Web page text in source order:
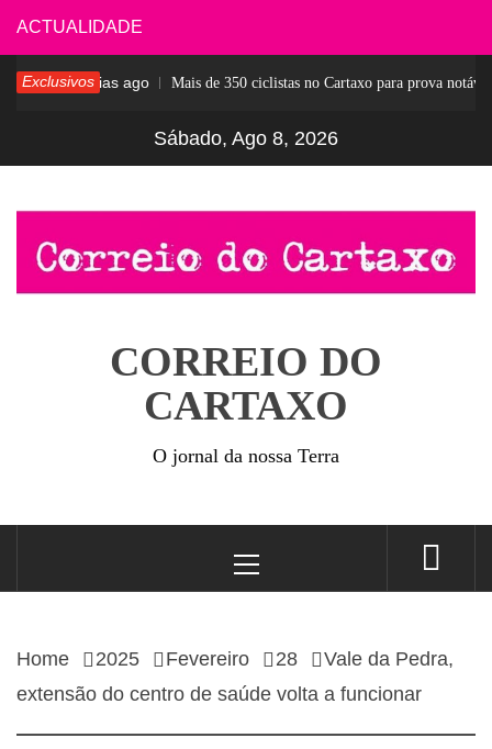
Skip
to
content
ACTUALIDADE
Exclusivos6 dias ago Mais de 350 ciclistas no Cartaxo para prova notável
Sábado, Ago 8, 2026
CORREIO DO
CARTAXO
O jornal da nossa Terra
Menu
Home 2025 Fevereiro 28
Vale da Pedra,
extensão do centro de saúde volta a funcionar